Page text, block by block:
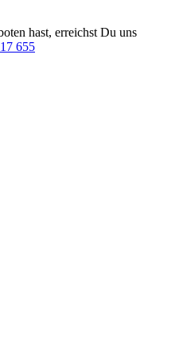
hast, erreichst Du uns
655